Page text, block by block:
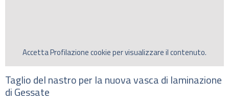
AccettaProfilazionecookie per visualizzare il contenuto.
Taglio del nastro per la nuova vasca di laminazione
di Gessate